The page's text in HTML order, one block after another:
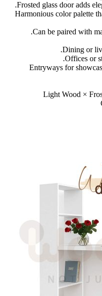
Frosted glass door adds
Harmonious color palette
Can be paired with
Dining or
Offices or
Entryways for
Light Wood ×